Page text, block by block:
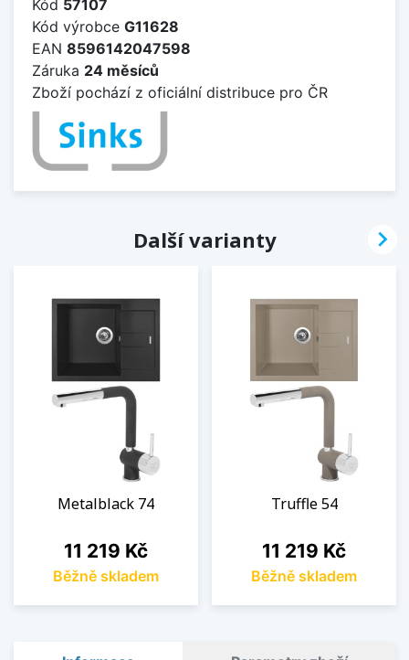
Kód 57107
Kód výrobce G11628
EAN 8596142047598
Záruka 24 měsíců
Zboží pochází z oficiální distribuce pro ČR
Další varianty
Metalblack 74
Cena
11 219 Kč
Běžně skladem
Truffle 54
Cena
11 219 Kč
Běžně skladem
